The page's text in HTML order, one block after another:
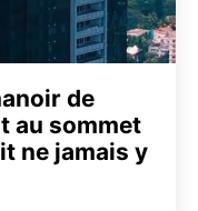
de
au sommet
ne jamais y